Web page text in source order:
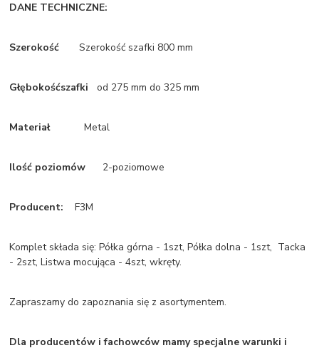
DANE TECHNICZNE:
Szerokość Szerokość szafki 800 mm
Głębokośćszafki od 275 mm do 325 mm
Materiał Metal
Ilość poziomów 2-poziomowe
Producent: F3M
Komplet składa się: Półka górna - 1szt, Półka dolna - 1szt, Tacka
- 2szt, Listwa mocująca - 4szt, wkręty.
Zapraszamy do zapoznania się z asortymentem.
Dla producentów i fachowców mamy specjalne warunki i